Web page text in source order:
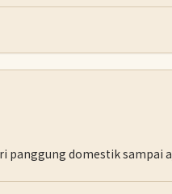
panggung domestik sampai